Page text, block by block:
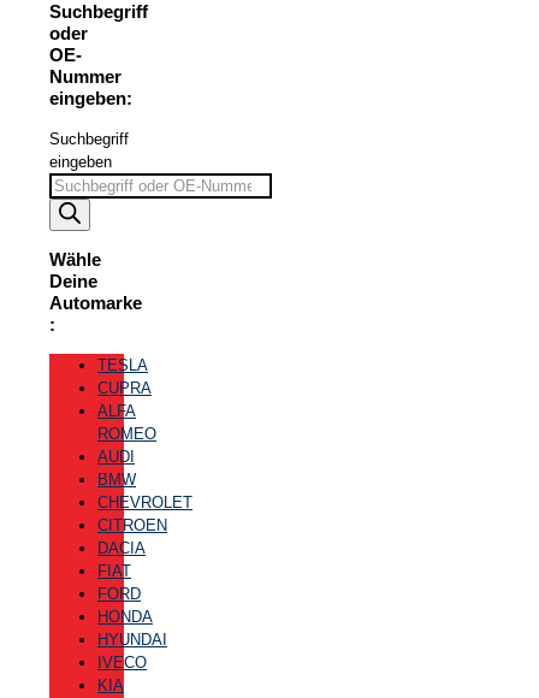
Suchbegriff
oder
OE-
Nummer
eingeben:
Suchbegriff
eingeben
Wähle
Deine
Automarke
:
TESLA
CUPRA
ALFA
ROMEO
AUDI
BMW
CHEVROLET
CITROEN
DACIA
FIAT
FORD
HONDA
HYUNDAI
IVECO
KIA